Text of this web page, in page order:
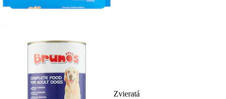
Zvieratá